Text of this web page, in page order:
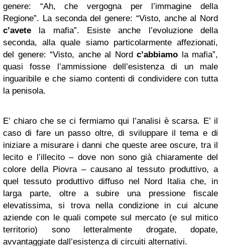
genere: “Ah, che vergogna per l’immagine della
Regione”. La seconda del genere: “Visto, anche al Nord
c’avete la mafia”. Esiste anche l’evoluzione della
seconda, alla quale siamo particolarmente affezionati,
del genere: “Visto, anche al Nord c’abbiamo la mafia”,
quasi fosse l’ammissione dell’esistenza di un male
inguaribile e che siamo contenti di condividere con tutta
la penisola.
E’ chiaro che se ci fermiamo qui l’analisi è scarsa. E’ il
caso di fare un passo oltre, di sviluppare il tema e di
iniziare a misurare i danni che queste aree oscure, tra il
lecito e l’illecito – dove non sono già chiaramente del
colore della Piovra – causano al tessuto produttivo, a
quel tessuto produttivo diffuso nel Nord Italia che, in
larga parte, oltre a subire una pressione fiscale
elevatissima, si trova nella condizione in cui alcune
aziende con le quali compete sul mercato (e sul mitico
territorio) sono letteralmente drogate, dopate,
avvantaggiate dall’esistenza di circuiti alternativi.